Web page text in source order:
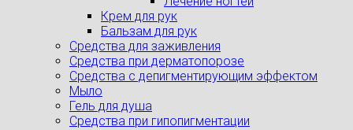
Крем для рук
Бальзам для рук
Средства для заживления
Средства при дерматопорозе
Cредства с депигментирующим эффектом
Мыло
Гель для душа
Средства при гипопигментации